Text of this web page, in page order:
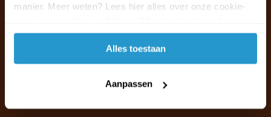
manier. Meer weten? Lees hier alles over onze cookie-
accepteren.
Alles toestaan
Aanpassen